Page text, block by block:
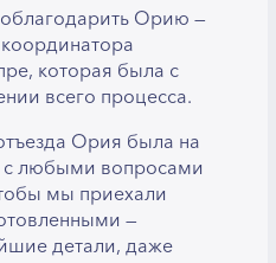
Орию —
которая была с
всего процесса.
Ория была на
с любыми вопросами
мы приехали
—
детали, даже